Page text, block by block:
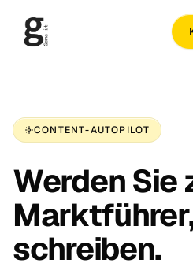
CONTENT-AUTOPILOT
Werden Sie
schreiben.